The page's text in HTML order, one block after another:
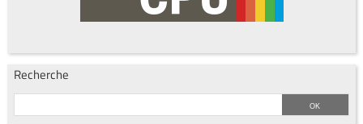
Recherche